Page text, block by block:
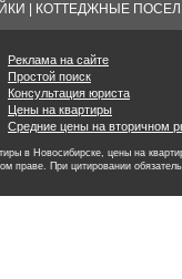
КОТТЕДЖНЫЕ
Реклама на сайте
Простой поиск
Консультация юриста
Цены на квартиры
Средние цены на вторичном
в Новосибирске, цены на
праве. При цитировании